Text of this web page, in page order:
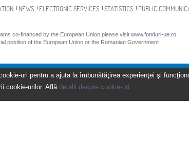
NEWS ELECTRONIC SERVICES STATISTICS PUBLIC
co-financed by the European Union please visit www.fonduri-ue.ro
position of the European Union or the Romanian Government
uri pentru a ajuta la îmbunătăţirea experienţei şi
cookie-urilor. Află detalii despre cookie-uri.